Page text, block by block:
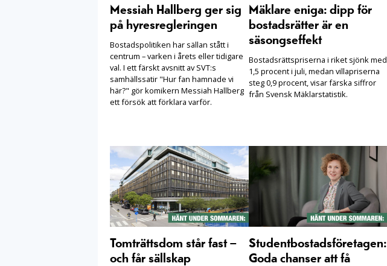
Messiah Hallberg ger sig
på hyresregleringen
Bostadspolitiken har sällan stått i
centrum – varken i årets eller tidigare
val. I ett färskt avsnitt av SVT:s
samhällssatir "Hur fan hamnade vi
här?" gör komikern Messiah Hallberg
ett försök att förklara varför.
Mäklare eniga: dipp för
bostadsrätter är en
säsongseffekt
Bostadsrättspriserna i riket sjönk med
1,5 procent i juli, medan villapriserna
steg 0,9 procent, visar färska siffror
från Svensk Mäklarstatistik.
Tomträttsdom står fast –
och får sällskap
Studentbostadsföretagen:
Goda chanser att få